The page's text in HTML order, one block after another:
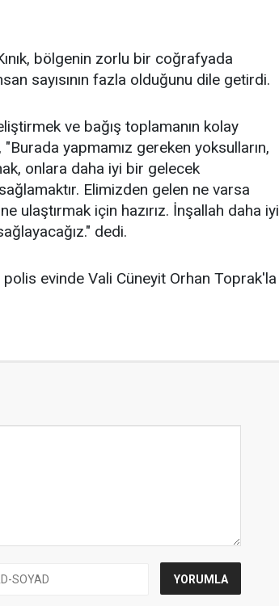
bölgenin zorlu bir coğrafyada
sayısının fazla olduğunu dile getirdi.
ve bağış toplamanın kolay
"Burada yapmamız gereken yoksulların,
onlara daha iyi bir gelecek
Elimizden gelen ne varsa
ulaştırmak için hazırız. İnşallah daha iyi
dedi.
polis evinde Vali Cüneyit Orhan Toprak'la